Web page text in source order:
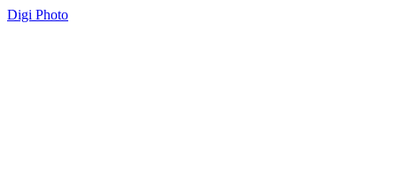
Digi Photo